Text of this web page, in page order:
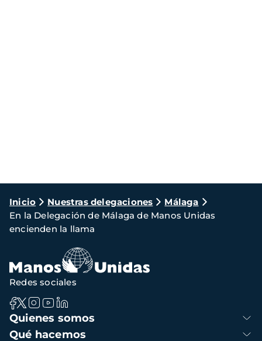
Ruta
de
navegación
Inicio Nuestras delegaciones
Málaga
En la Delegación de Málaga de Manos Unidas
encienden la llama
Navegación
principal
Quienes somos
Qué hacemos
Redes sociales